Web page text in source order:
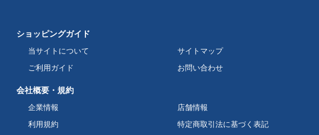
ショッピングガイド
当サイトについて サイトマップ
ご利用ガイド
お問い合わせ
会社概要・規約
企業情報 店舗情報
利用規約
特定商取引法に基づく表記